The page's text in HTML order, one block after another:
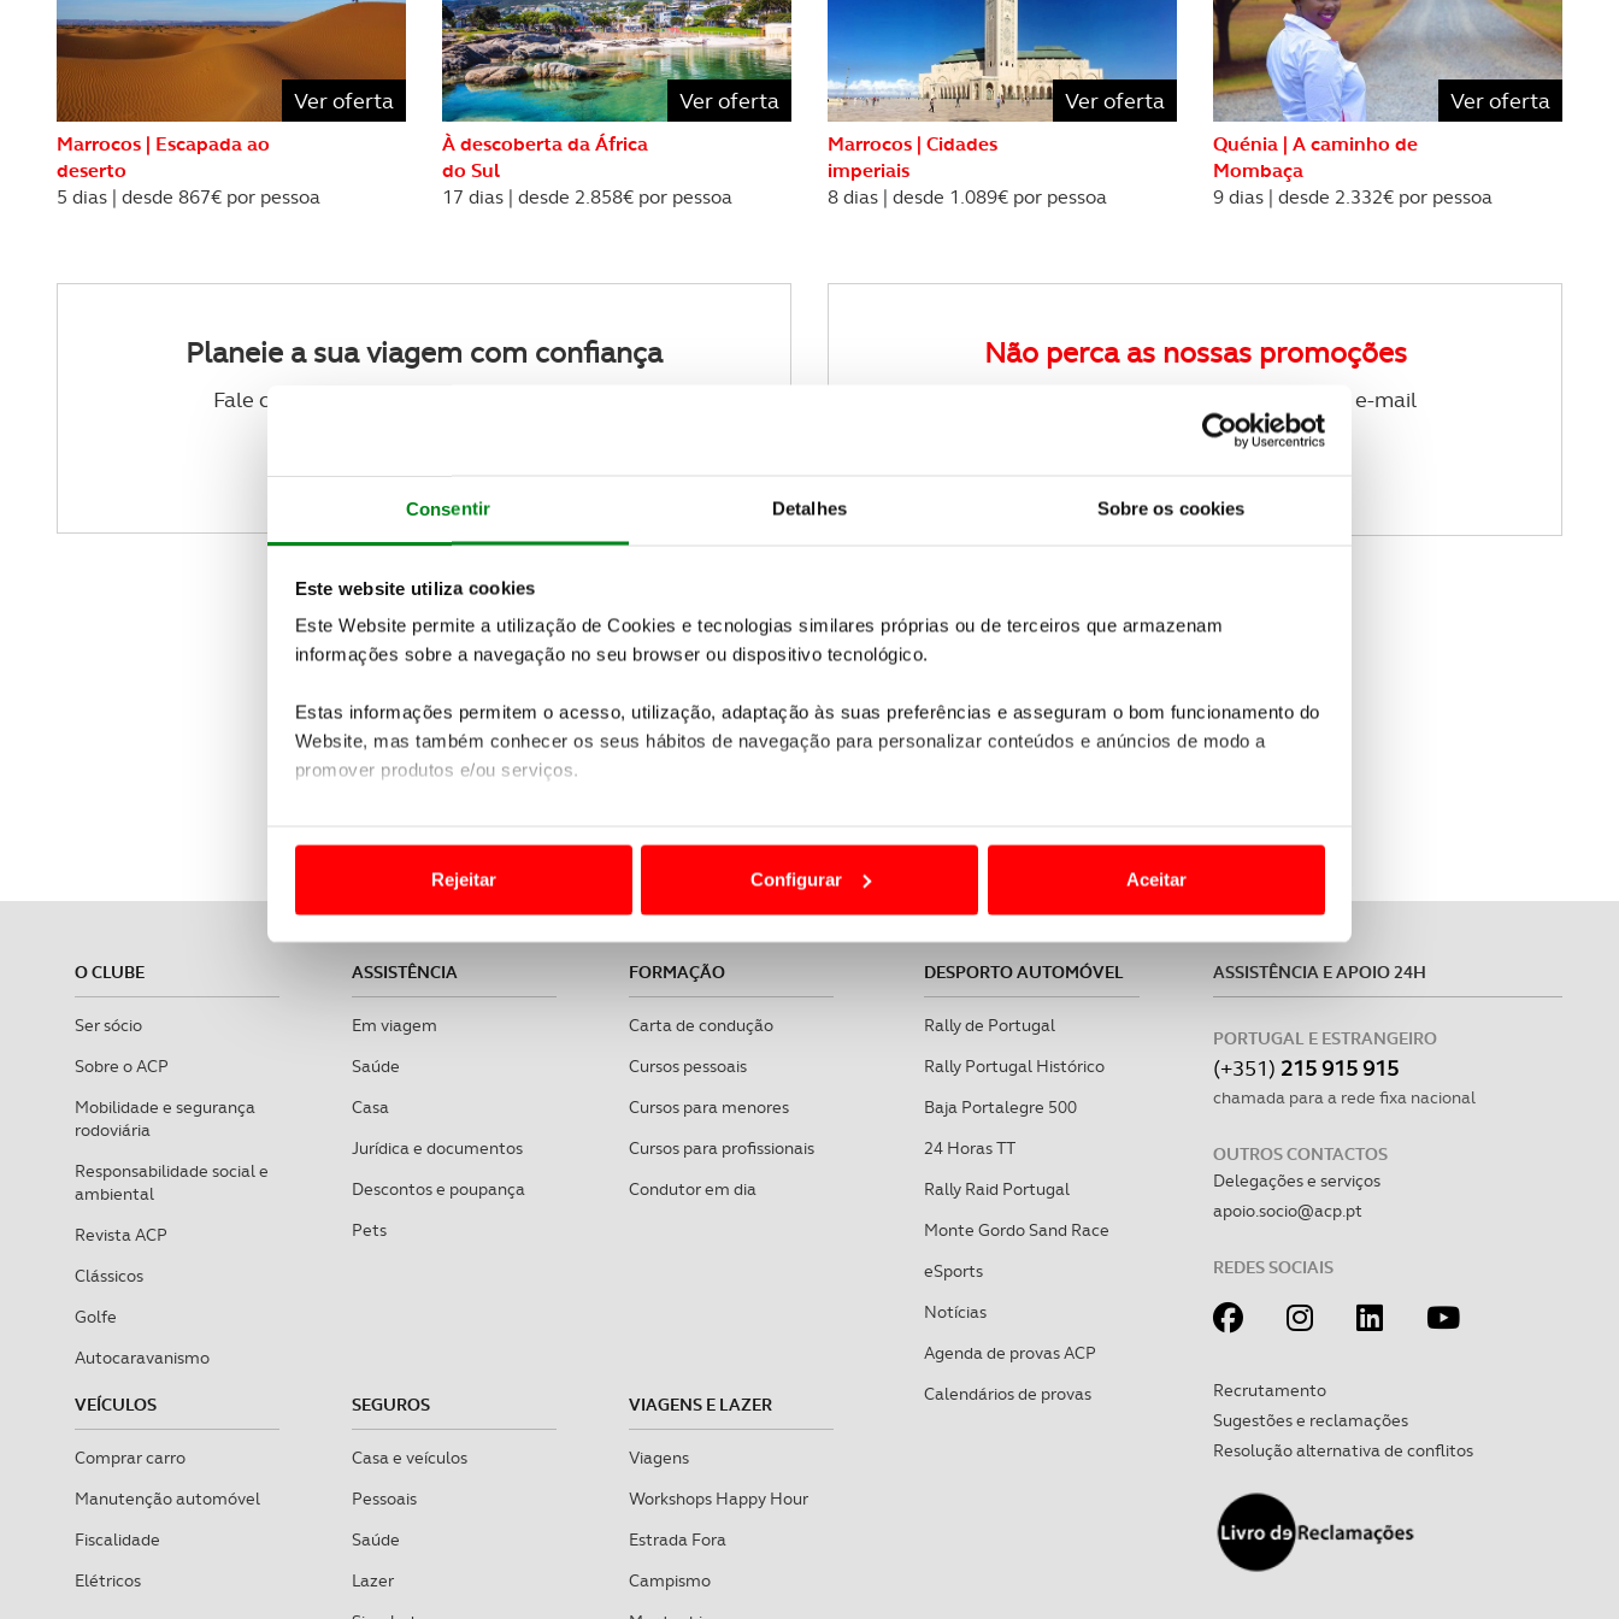
Consentir Detalhes Sobre os cookies
Este website utiliza cookies
Este Website permite a utilização de Cookies e tecnologias similares próprias ou de terceiros que armazenam
informações sobre a navegação no seu browser ou dispositivo tecnológico.
Estas informações permitem o acesso, utilização, adaptação às suas preferências e asseguram o bom funcionamento do
Website, mas também conhecer os seus hábitos de navegação para personalizar conteúdos e anúncios de modo a
promover produtos e/ou serviços.
Usamos cookies para melhorar a sua experiência digital, personalizar conteúdos e anúncios, para lhe proporcionar
funcionalidades de redes sociais, bem como para analisar dados de navegação no nosso website.
Adicionalmente partilhamos informação, relativa à sua utilização do nosso site de publicidade e de análise, com parceiros
e organizações na UE e em países terceiros.
consentimento e quando tal se afigure estritamente necessário no contexto dos serviços a prestar.
Realçamos que o bloqueio de certo tipo de Cookies e tecnologias similares pode ter impacto na sua experiência de
navegação no Website e nos serviços disponibilizados.
Rejeitar Configurar Aceitar
REVISTA ACP
CLÁSSICOS
GOLFE
AUTOCARAVANISMO
PETS
SOBRE O ACP SEGUROS
Ver oferta
Marrocos | Escapada ao
deserto
5 dias | desde 867€ por pessoa
Ver oferta
À descoberta da África
do Sul
17 dias | desde 2.858€ por pessoa
Ver oferta
Marrocos | Cidades
imperiais
8 dias | desde 1.089€ por pessoa
Ver oferta
Quénia | A caminho de
Mombaça
9 dias | desde 2.332€ por pessoa
Planeie a sua viagem com confiança
Fale com um dos nossos agentes de viagens
Não perca as nossas promoções
Receba a newsletter de viagens no seu e-mail
O CLUBE
Ser sócio
Sobre o ACP
Mobilidade e segurança
rodoviária
Responsabilidade social e
ambiental
Revista ACP
Clássicos
Golfe
Autocaravanismo
ASSISTÊNCIA
Em viagem
Saúde
Casa
Jurídica e documentos
Descontos e poupança
Pets
FORMAÇÃO
Carta de condução
Cursos pessoais
Cursos para menores
Cursos para profissionais
Condutor em dia
VEÍCULOS
Comprar carro
Manutenção automóvel
Fiscalidade
Elétricos
SEGUROS
Casa e veículos
Pessoais
Saúde
Lazer
VIAGENS E LAZER
Viagens
Workshops Happy Hour
Estrada Fora
Campismo
DESPORTO AUTOMÓVEL
Rally de Portugal
Rally Portugal Histórico
Baja Portalegre 500
24 Horas TT
Rally Raid Portugal
Monte Gordo Sand Race
eSports
Notícias
Agenda de provas ACP
Calendários de provas
ASSISTÊNCIA E APOIO 24H
PORTUGAL E ESTRANGEIRO
(+351) 215 915 915
chamada para a rede fixa nacional
OUTROS CONTACTOS
Delegações e serviços
apoio.socio@acp.pt
REDES SOCIAIS
Recrutamento
Sugestões e reclamações
Resolução alternativa de conflitos